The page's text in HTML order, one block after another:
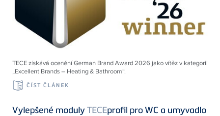
TECE získává ocenění German Brand Award 2026 jako vítěz v kategorii
„Excellent Brands – Heating & Bathroom“.
ČÍST ČLÁNEK
Vylepšené modulyTECEprofil pro WC a umyvadlo